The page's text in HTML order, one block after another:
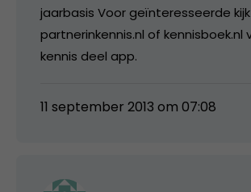
jaarbasis Voor geïnteresseerde
partnerinkennis.nl of kennisboek.nl
kennis deel app.
11 september 2013 om 07:08